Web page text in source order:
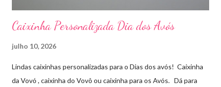
Caixinha Personalizada Dia dos Avós
julho 10, 2026
Lindas caixinhas personalizadas para o Dias dos avós! Caixinha
da Vovó , caixinha do Vovô ou caixinha para os Avós. Dá para